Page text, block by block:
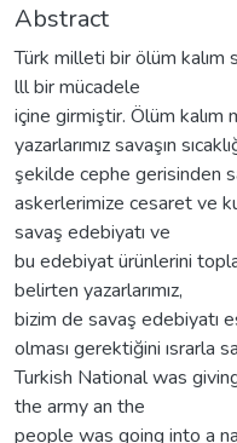
Abstract
Türk milleti bir ölüm kalım
lll bir mücadele
içine girmiştir. Ölüm kalım
yazarlarımız savaşın
şekilde cephe gerisinden
askerlerimize cesaret ve
savaş edebiyatı ve
bu edebiyat ürünlerini
belirten yazarlarımız,
bizim de savaş edebiyatı
olması gerektiğini ısrarla
Turkish National was
the army an the
people was going into a